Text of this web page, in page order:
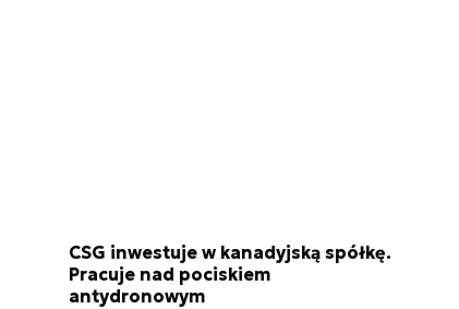
CSG inwestuje w kanadyjską spółkę.
Pracuje nad pociskiem
antydronowym